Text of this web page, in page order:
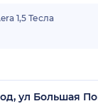
1,5 Тесла
ул Большая